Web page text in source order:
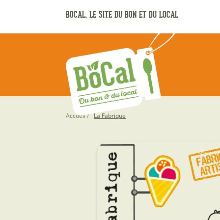
BOCAL, LE SITE DU BON ET DU LOCAL
Fil
d'Ariane
Accueil La Fabrique